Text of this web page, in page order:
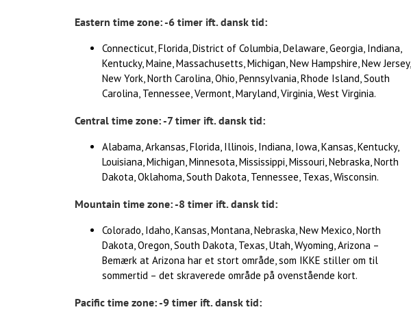
Eastern time zone: -6 timer ift. dansk tid:
Connecticut, Florida, District of Columbia, Delaware, Georgia, Indiana,
Kentucky, Maine, Massachusetts, Michigan, New Hampshire, New Jersey,
New York, North Carolina, Ohio, Pennsylvania, Rhode Island, South
Carolina, Tennessee, Vermont, Maryland, Virginia, West Virginia.
Central time zone: -7 timer ift. dansk tid:
Alabama, Arkansas, Florida, Illinois, Indiana, Iowa, Kansas, Kentucky,
Louisiana, Michigan, Minnesota, Mississippi, Missouri, Nebraska, North
Dakota, Oklahoma, South Dakota, Tennessee, Texas, Wisconsin.
Mountain time zone: -8 timer ift. dansk tid:
Colorado, Idaho, Kansas, Montana, Nebraska, New Mexico, North
Dakota, Oregon, South Dakota, Texas, Utah, Wyoming, Arizona –
Bemærk at Arizona har et stort område, som IKKE stiller om til
sommertid – det skraverede område på ovenstående kort.
Pacific time zone: -9 timer ift. dansk tid: